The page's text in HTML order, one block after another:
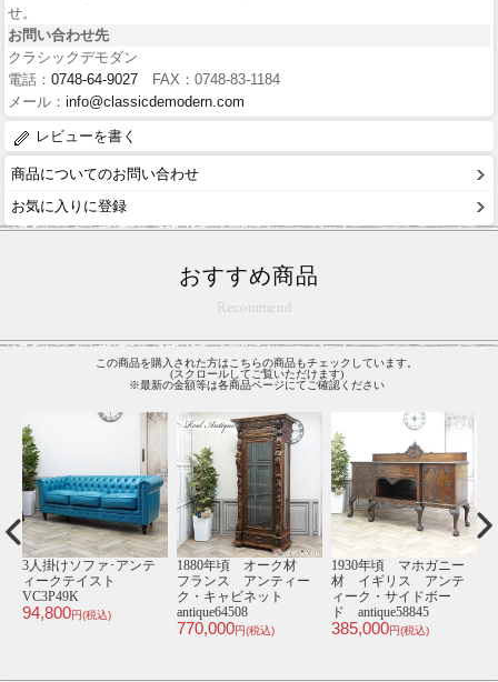
せ。
お問い合わせ先
クラシックデモダン
電話： 0748-64-9027 FAX：0748-83-1184
メール： info@classicdemodern.com
レビューを書く
商品についてのお問い合わせ
お気に入りに登録
おすすめ商品
Recommend
この商品を購入された方はこちらの商品もチェックしています。
(スクロールしてご覧いただけます)
※最新の金額等は各商品ページにてご確認ください
3人掛けソファ･アンテ
ィークテイスト
VC3P49K
94,800円(税込)
1880年頃 オーク材
フランス アンティー
ク・キャビネット
antique64508
770,000円(税込)
1930年頃 マホガニー
材 イギリス アンテ
ィーク・サイドボー
ド antique58845
385,000円(税込)